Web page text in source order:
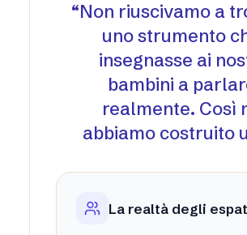
“Non riuscivamo a
uno strumento
insegnasse ai
bambini a
realmente. Così
abbiamo costruito
La realtà degli